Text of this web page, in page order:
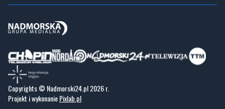
Copyrights © Nadmorski24.pl 2026 r.
Projekt i wykonaniePixlab.pl